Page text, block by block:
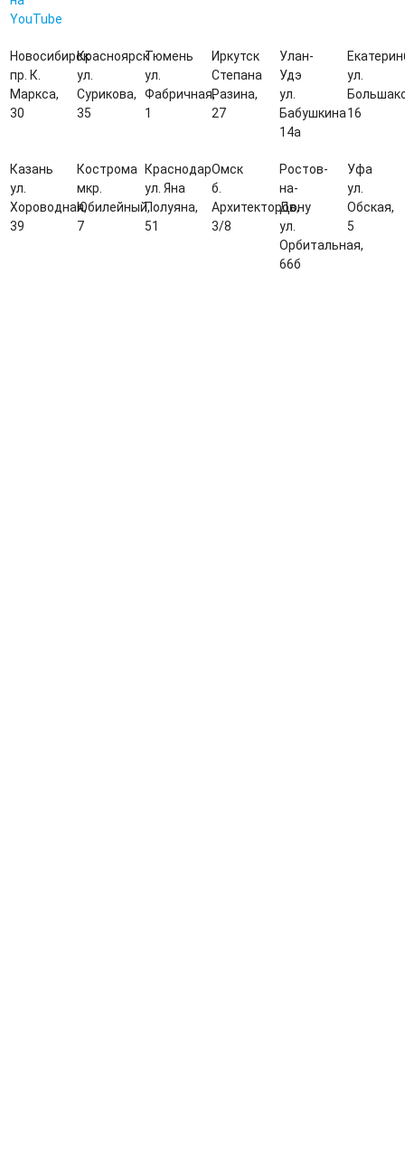
YouTube
Новосибирск
пр. К.
Маркса,
30
Красноярск
ул.
Сурикова,
35
Тюмень
ул.
Фабричная,
1
Иркутск
Степана
Разина,
27
Улан-
Удэ
ул.
Бабушкина
14а
ул.
16
Казань
ул.
Хороводная,
39
Кострома
мкр.
Юбилейный,
7
Краснодар
ул. Яна
Полуяна,
51
Омск
б.
Архитекторов,
3/8
Ростов-
на-
Дону
ул.
Орбитальная,
66б
Уфа
ул.
Обская,
5